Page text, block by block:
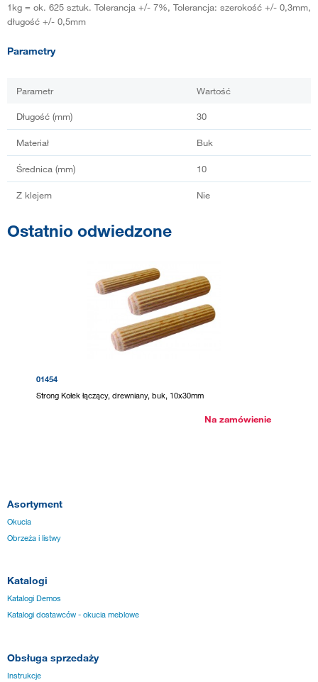
1kg = ok. 625 sztuk. Tolerancja +/- 7%, Tolerancja: szerokość +/- 0,3mm,
długość +/- 0,5mm
Parametry
Parametr Wartość
Długość (mm) 30
Materiał Buk
Średnica (mm) 10
Z klejem Nie
Ostatnio odwiedzone
01454
Strong Kołek łączący, drewniany, buk, 10x30mm
Na zamówienie
Asortyment
Okucia
Obrzeża i listwy
Katalogi
Katalogi Demos
Katalogi dostawców - okucia meblowe
Obsługa sprzedaży
Instrukcje